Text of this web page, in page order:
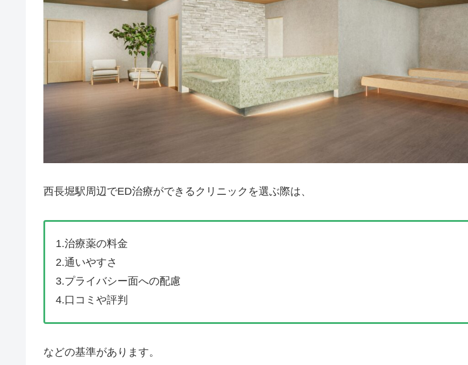
西長堀駅周辺でED治療ができるクリニックを選ぶ際は、
1.治療薬の料金
2.通いやすさ
3.プライバシー面への配慮
4.口コミや評判
などの基準があります。